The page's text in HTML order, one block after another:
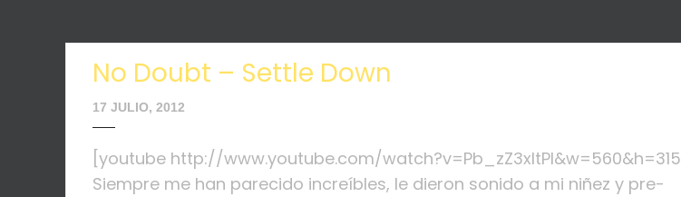
No Doubt – Settle Down
17 JULIO, 2012
[youtube http://www.youtube.com/watch?v=Pb_zZ3xItPI&w=560&h=315]
Siempre me han parecido increíbles, le dieron sonido a mi niñez y pre-